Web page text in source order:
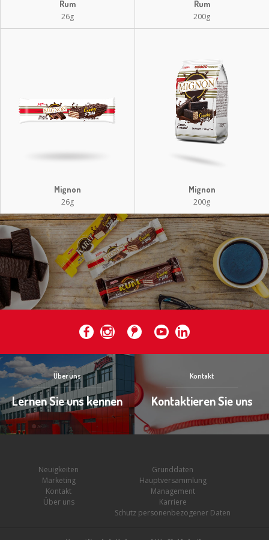
Rum
26g
Rum
200g
Mignon
26g
Mignon
200g
Über uns
Lernen Sie uns kennen
Kontakt
Kontaktieren Sie uns
Neuigkeiten
Marketing
Kontakt
Über uns
Grunddaten
Hauptversammlung
Management
Karriere
Schutz personenbezogener Daten